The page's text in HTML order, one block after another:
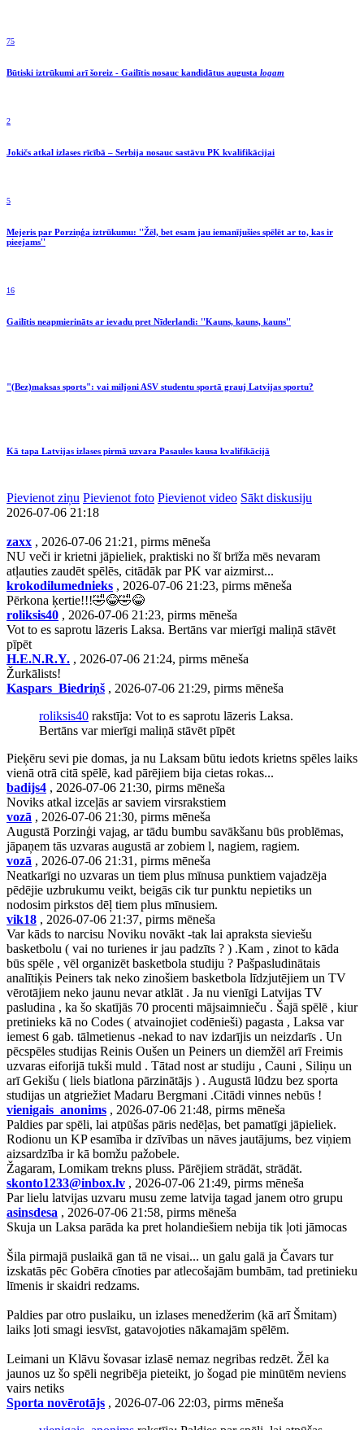
75
Būtiski iztrūkumi arī šoreiz - Gailītis nosauc kandidātus augusta logam
2
Jokičs atkal izlases rīcībā – Serbija nosauc sastāvu PK kvalifikācijai
5
Mejeris par Porziņģa iztrūkumu: ''Žēl, bet esam jau iemanījušies spēlēt ar to, kas ir
pieejams''
16
Gailītis neapmierināts ar ievadu pret Nīderlandi: ''Kauns, kauns, kauns''
"(Bez)maksas sports": vai miljoni ASV studentu sportā grauj Latvijas sportu?
Kā tapa Latvijas izlases pirmā uzvara Pasaules kausa kvalifikācijā
Pievienot ziņu Pievienot foto Pievienot video Sākt diskusiju
2026-07-06 21:18
zaxx , 2026-07-06 21:21, pirms mēneša
NU veči ir krietni jāpieliek, praktiski no šī brīža mēs nevaram
atļauties zaudēt spēlēs, citādāk par PK var aizmirst...
krokodilumednieks , 2026-07-06 21:23, pirms mēneša
Pērkona ķertie!!!🤣😂🤣😂
roliksis40 , 2026-07-06 21:23, pirms mēneša
Vot to es saprotu lāzeris Laksa. Bertāns var mierīgi maliņā stāvēt
pīpēt
H.E.N.R.Y. , 2026-07-06 21:24, pirms mēneša
Žurkālists!
Kaspars_Biedriņš , 2026-07-06 21:29, pirms mēneša
roliksis40 rakstīja: Vot to es saprotu lāzeris Laksa.
Bertāns var mierīgi maliņā stāvēt pīpēt
Pieķēru sevi pie domas, ja nu Laksam būtu iedots krietns spēles laiks
vienā otrā citā spēlē, kad pārējiem bija cietas rokas...
badijs4 , 2026-07-06 21:30, pirms mēneša
Noviks atkal izceļās ar saviem virsrakstiem
vozā , 2026-07-06 21:30, pirms mēneša
Augustā Porzinģi vajag, ar tādu bumbu savākšanu būs problēmas,
jāpaņem tās uzvaras augustā ar zobiem l, nagiem, ragiem.
vozā , 2026-07-06 21:31, pirms mēneša
Neatkarīgi no uzvaras un tiem plus mīnusa punktiem vajadzēja
pēdējie uzbrukumu veikt, beigās cik tur punktu nepietiks un
nodosim pirkstos dēļ tiem plus mīnusiem.
vik18 , 2026-07-06 21:37, pirms mēneša
Var kāds to narcisu Noviku novākt -tak lai apraksta sieviešu
basketbolu ( vai no turienes ir jau padzīts ? ) .Kam , zinot to kāda
būs spēle , vēl organizēt basketbola studiju ? Pašpasludinātais
analītiķis Peiners tak neko zinošiem basketbola līdzjutējiem un TV
vērotājiem neko jaunu nevar atklāt . Ja nu vienīgi Latvijas TV
pasludina , ka šo skatījās 70 procenti mājsaimnieču . Šajā spēlē , kiur
pretinieks kā no Codes ( atvainojiet codēnieši) pagasta , Laksa var
iemest 6 gab. tālmetienus -nekad to nav izdarījis un neizdarīs . Un
pēcspēles studijas Reinis Oušen un Peiners un diemžēl arī Freimis
uzvaras eiforijā tukši muld . Tātad nost ar studiju , Cauni , Siliņu un
arī Gekišu ( liels biatlona pārzinātājs ) . Augustā lūdzu bez sporta
studijas un atgriežiet Madaru Bergmani .Citādi vinnes nebūs !
vienigais_anonims , 2026-07-06 21:48, pirms mēneša
Paldies par spēli, lai atpūšas pāris nedēļas, bet pamatīgi jāpieliek.
Rodionu un KP esamība ir dzīvības un nāves jautājums, bez viņiem
aizsardzība ir kā bomžu pažobele.
Žagaram, Lomikam trekns pluss. Pārējiem strādāt, strādāt.
skonto1233@inbox.lv , 2026-07-06 21:49, pirms mēneša
Par lielu latvijas uzvaru musu zeme latvija tagad janem otro grupu
asinsdesa , 2026-07-06 21:58, pirms mēneša
Skuja un Laksa parāda ka pret holandiešiem nebija tik ļoti jāmocas
Šila pirmajā puslaikā gan tā ne visai... un galu galā ja Čavars tur
izskatās pēc Gobēra cīnoties par atlecošajām bumbām, tad pretinieku
līmenis ir skaidri redzams.
Paldies par otro puslaiku, un izlases menedžerim (kā arī Šmitam)
laiks ļoti smagi iesvīst, gatavojoties nākamajām spēlēm.
Leimani un Klāvu šovasar izlasē nemaz negribas redzēt. Žēl ka
jaunos uz šo spēli negribēja pieteikt, jo šogad pie minūtēm neviens
vairs netiks
Sporta novērotājs , 2026-07-06 22:03, pirms mēneša